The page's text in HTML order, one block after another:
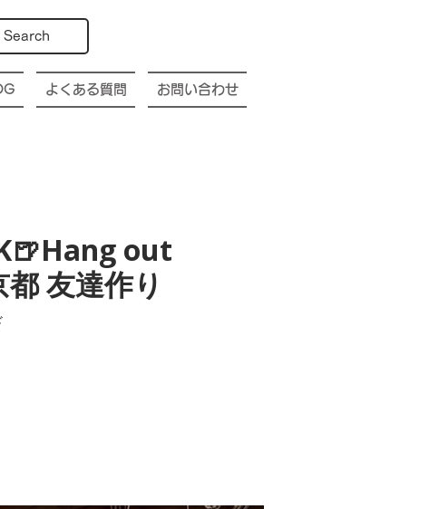
Search
よくある質問 お問い合わせ
out
友達作り